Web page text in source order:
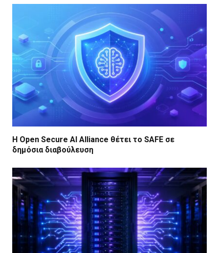
Η Open Secure AI Alliance θέτει το SAFE σε
δημόσια διαβούλευση